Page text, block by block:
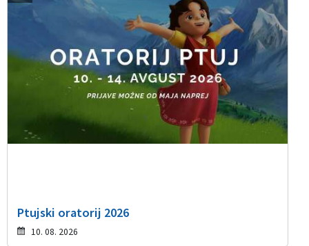
Ptujski oratorij 2026
10. 08. 2026